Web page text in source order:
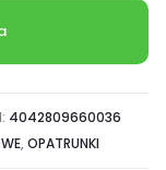
4042809660036
,OPATRUNKI